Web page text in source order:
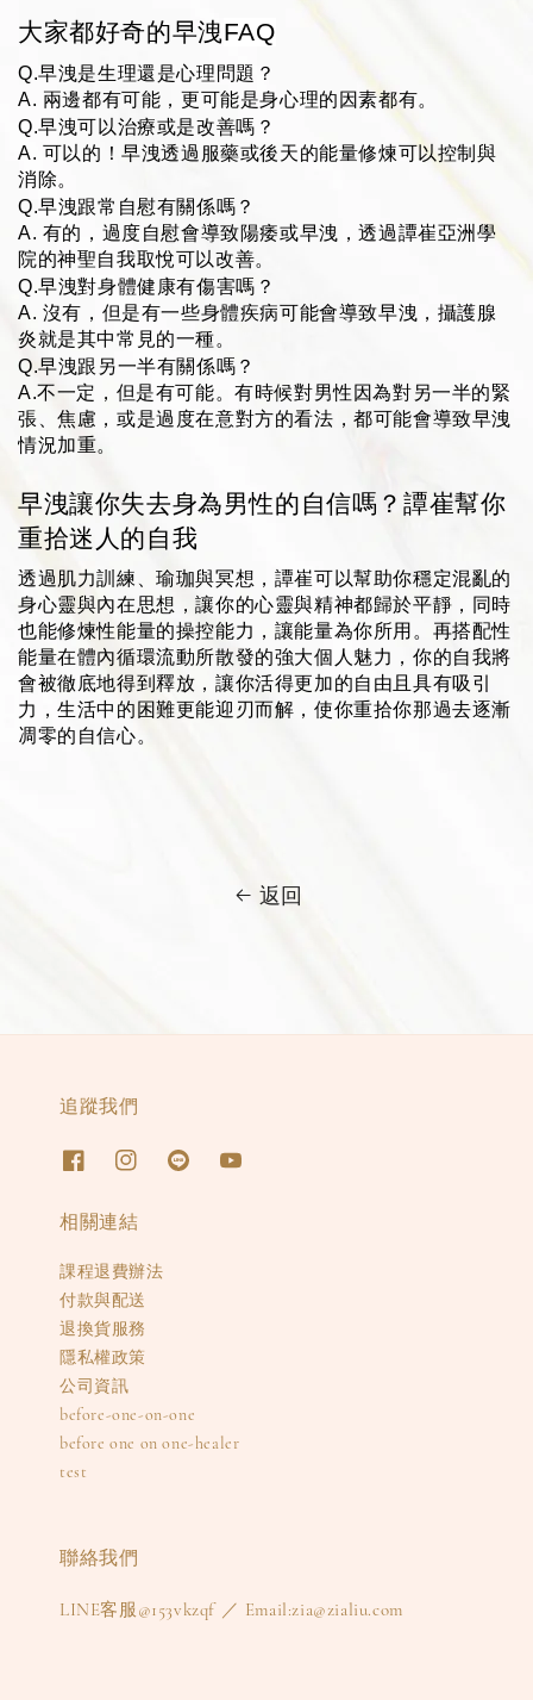
大家都好奇的早洩FAQ
Q.早洩是生理還是心理問題？
A. 兩邊都有可能，更可能是身心理的因素都有。
Q.早洩可以治療或是改善嗎？
A. 可以的！早洩透過服藥或後天的能量修煉可以控制與
消除。
Q.早洩跟常自慰有關係嗎？
A. 有的，過度自慰會導致陽痿或早洩，透過譚崔亞洲學
院的神聖自我取悅可以改善。
Q.早洩對身體健康有傷害嗎？
A. 沒有，但是有一些身體疾病可能會導致早洩，攝護腺
炎就是其中常見的一種。
Q.早洩跟另一半有關係嗎？
A.不一定，但是有可能。有時候對男性因為對另一半的緊
張、焦慮，或是過度在意對方的看法，都可能會導致早洩
情況加重。
早洩讓你失去身為男性的自信嗎？譚崔幫你
重拾迷人的自我
透過肌力訓練、瑜珈與冥想，譚崔可以幫助你穩定混亂的
身心靈與內在思想，讓你的心靈與精神都歸於平靜，同時
也能修煉性能量的操控能力，讓能量為你所用。再搭配性
能量在體內循環流動所散發的強大個人魅力，你的自我將
會被徹底地得到釋放，讓你活得更加的自由且具有吸引
力，生活中的困難更能迎刃而解，使你重拾你那過去逐漸
凋零的自信心。
返回
追蹤我們
相關連結
課程退費辦法
付款與配送
退換貨服務
隱私權政策
公司資訊
before-one-on-one
before one on one-healer
test
聯絡我們
LINE客服@153vkzqf ／ Email:zia@zialiu.com